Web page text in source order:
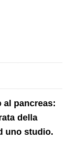
al pancreas:
della
uno studio.